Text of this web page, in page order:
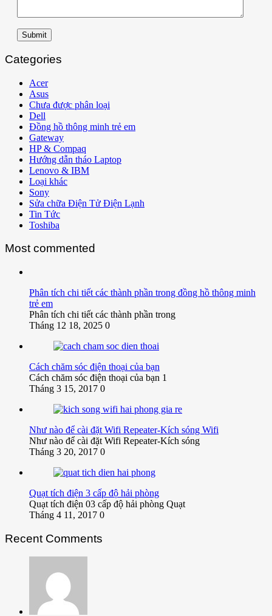
Submit
Categories
Acer
Asus
Chưa được phân loại
Dell
Đồng hồ thông minh trẻ em
Gateway
HP & Compaq
Hướng dẫn tháo Laptop
Lenovo & IBM
Loại khác
Sony
Sửa chữa Điện Tử Điện Lạnh
Tin Tức
Toshiba
Most commented
Phân tích chi tiết các thành phần trong đồng hồ thông minh
trẻ em
Phân tích chi tiết các thành phần trong
Tháng 12 18, 2025 0
Cách chăm sóc điện thoại của bạn
Cách chăm sóc điện thoại của bạn 1
Tháng 3 15, 2017 0
Như nào để cài đặt Wifi Repeater-Kích sóng Wifi
Như nào để cài đặt Wifi Repeater-Kích sóng
Tháng 3 20, 2017 0
Quạt tích điện 3 cấp độ hải phòng
Quạt tích điện 03 cấp độ hải phòng Quạt
Tháng 4 11, 2017 0
Recent Comments